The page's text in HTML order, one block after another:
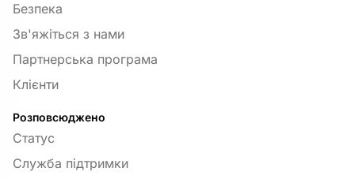
Безпека
Зв'яжіться з нами
Партнерська програма
Клієнти
Розповсюджено
Статус
Служба підтримки